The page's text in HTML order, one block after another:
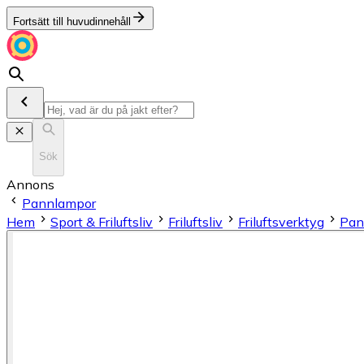
Fortsätt till huvudinnehåll
Sök
Annons
Pannlampor
Hem
Sport & Friluftsliv Friluftsliv Friluftsverktyg